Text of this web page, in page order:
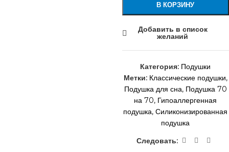
В КОРЗИНУ
Добавить в список
желаний
Категория: Подушки
Метки: Классические подушки,
Подушка для сна, Подушка 70
на 70, Гипоаллергенная
подушка, Силиконизированная
подушка
Следовать: